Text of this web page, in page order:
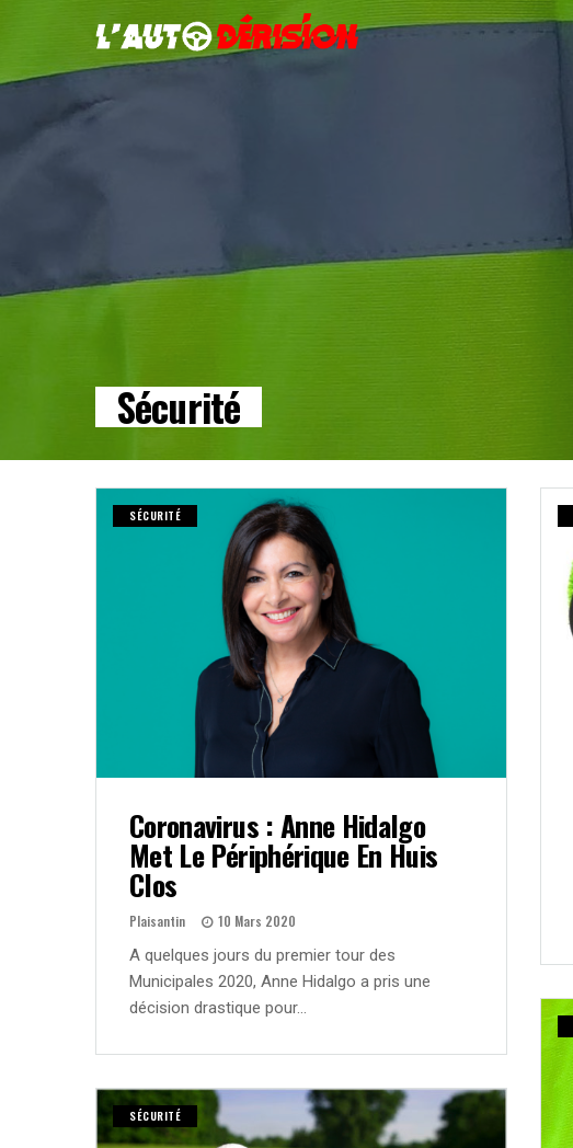
Sécurité
SÉCURITÉ
Coronavirus : Anne Hidalgo
Met Le Périphérique En Huis
Clos
Plaisantin 10 Mars 2020
A quelques jours du premier tour des
Municipales 2020, Anne Hidalgo a pris une
décision drastique pour…
SÉCURITÉ